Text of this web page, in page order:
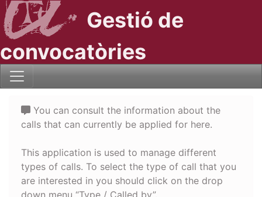
Gestió de
convocatòries
You can consult the information about the
calls that can currently be applied for here.
This application is used to manage different
types of calls. To select the type of call that you
are interested in you should click on the drop
down menu “Type / Called by”.